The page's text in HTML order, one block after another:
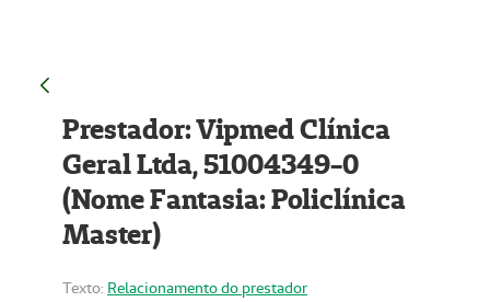
Prestador: Vipmed Clínica
Geral Ltda, 51004349-0
(Nome Fantasia: Policlínica
Master)
Texto: Relacionamento do prestador